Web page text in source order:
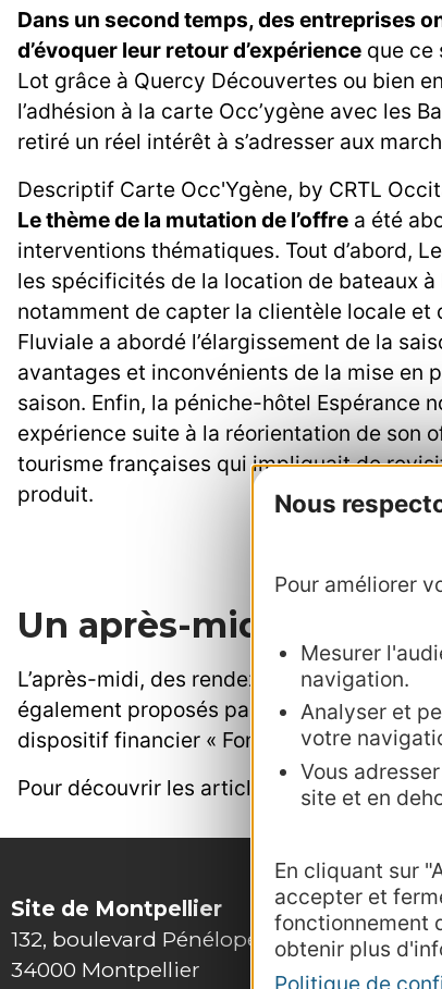
Nous
Pour améliorer
Mesurer
navigation.
Analyser et
votre
Vous
site et en
En cliquant sur
accepter et
fonctionnement
obtenir plus
Dans un second temps, des entreprises
d’évoquer leur retour d’expérience que ce
Lot grâce à Quercy Découvertes ou bien
l’adhésion à la carte Occ’ygène avec les
retiré un réel intérêt à s’adresser aux
Descriptif Carte Occ'Ygène, by CRTL
Le thème de la mutation de l’offre a été
interventions thématiques. Tout d’abord,
les spécificités de la location de bateaux
notamment de capter la clientèle locale et
Fluviale a abordé l’élargissement de la
avantages et inconvénients de la mise en
saison. Enfin, la péniche-hôtel Espérance
expérience suite à la réorientation de son
tourisme françaises qui impliquait de
produit.
Un après-midi
L’après-midi, des rendez-vous entre tous
également proposés par Direction du
dispositif financier « Fonds Tourisme
Pour découvrir les articles parus sur cette
Site de Montpellier
132, boulevard Pénélope
34000 Montpellier